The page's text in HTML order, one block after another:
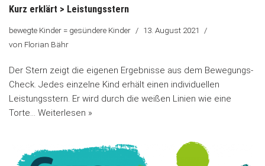
Kurz erklärt > Leistungsstern
bewegte Kinder = gesündere Kinder
13. August 2021
von Florian Bähr
Der Stern zeigt die eigenen Ergebnisse aus dem Bewegungs-
Check. Jedes einzelne Kind erhält einen individuellen
Leistungsstern. Er wird durch die weißen Linien wie eine
Torte… Weiterlesen »